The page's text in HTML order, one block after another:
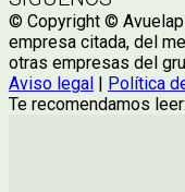
© Copyright ©
empresa citada, del
otras empresas del
Aviso legal
Política
Te recomendamos leer: